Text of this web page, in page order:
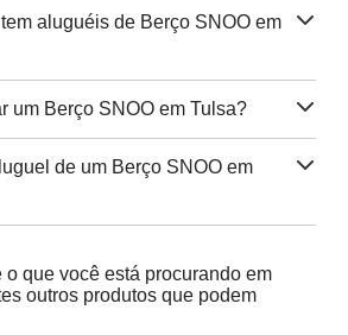
aluguéis de Berço SNOO em
um Berço SNOO em Tulsa?
de um Berço SNOO em
o que você está procurando em
outros produtos que podem